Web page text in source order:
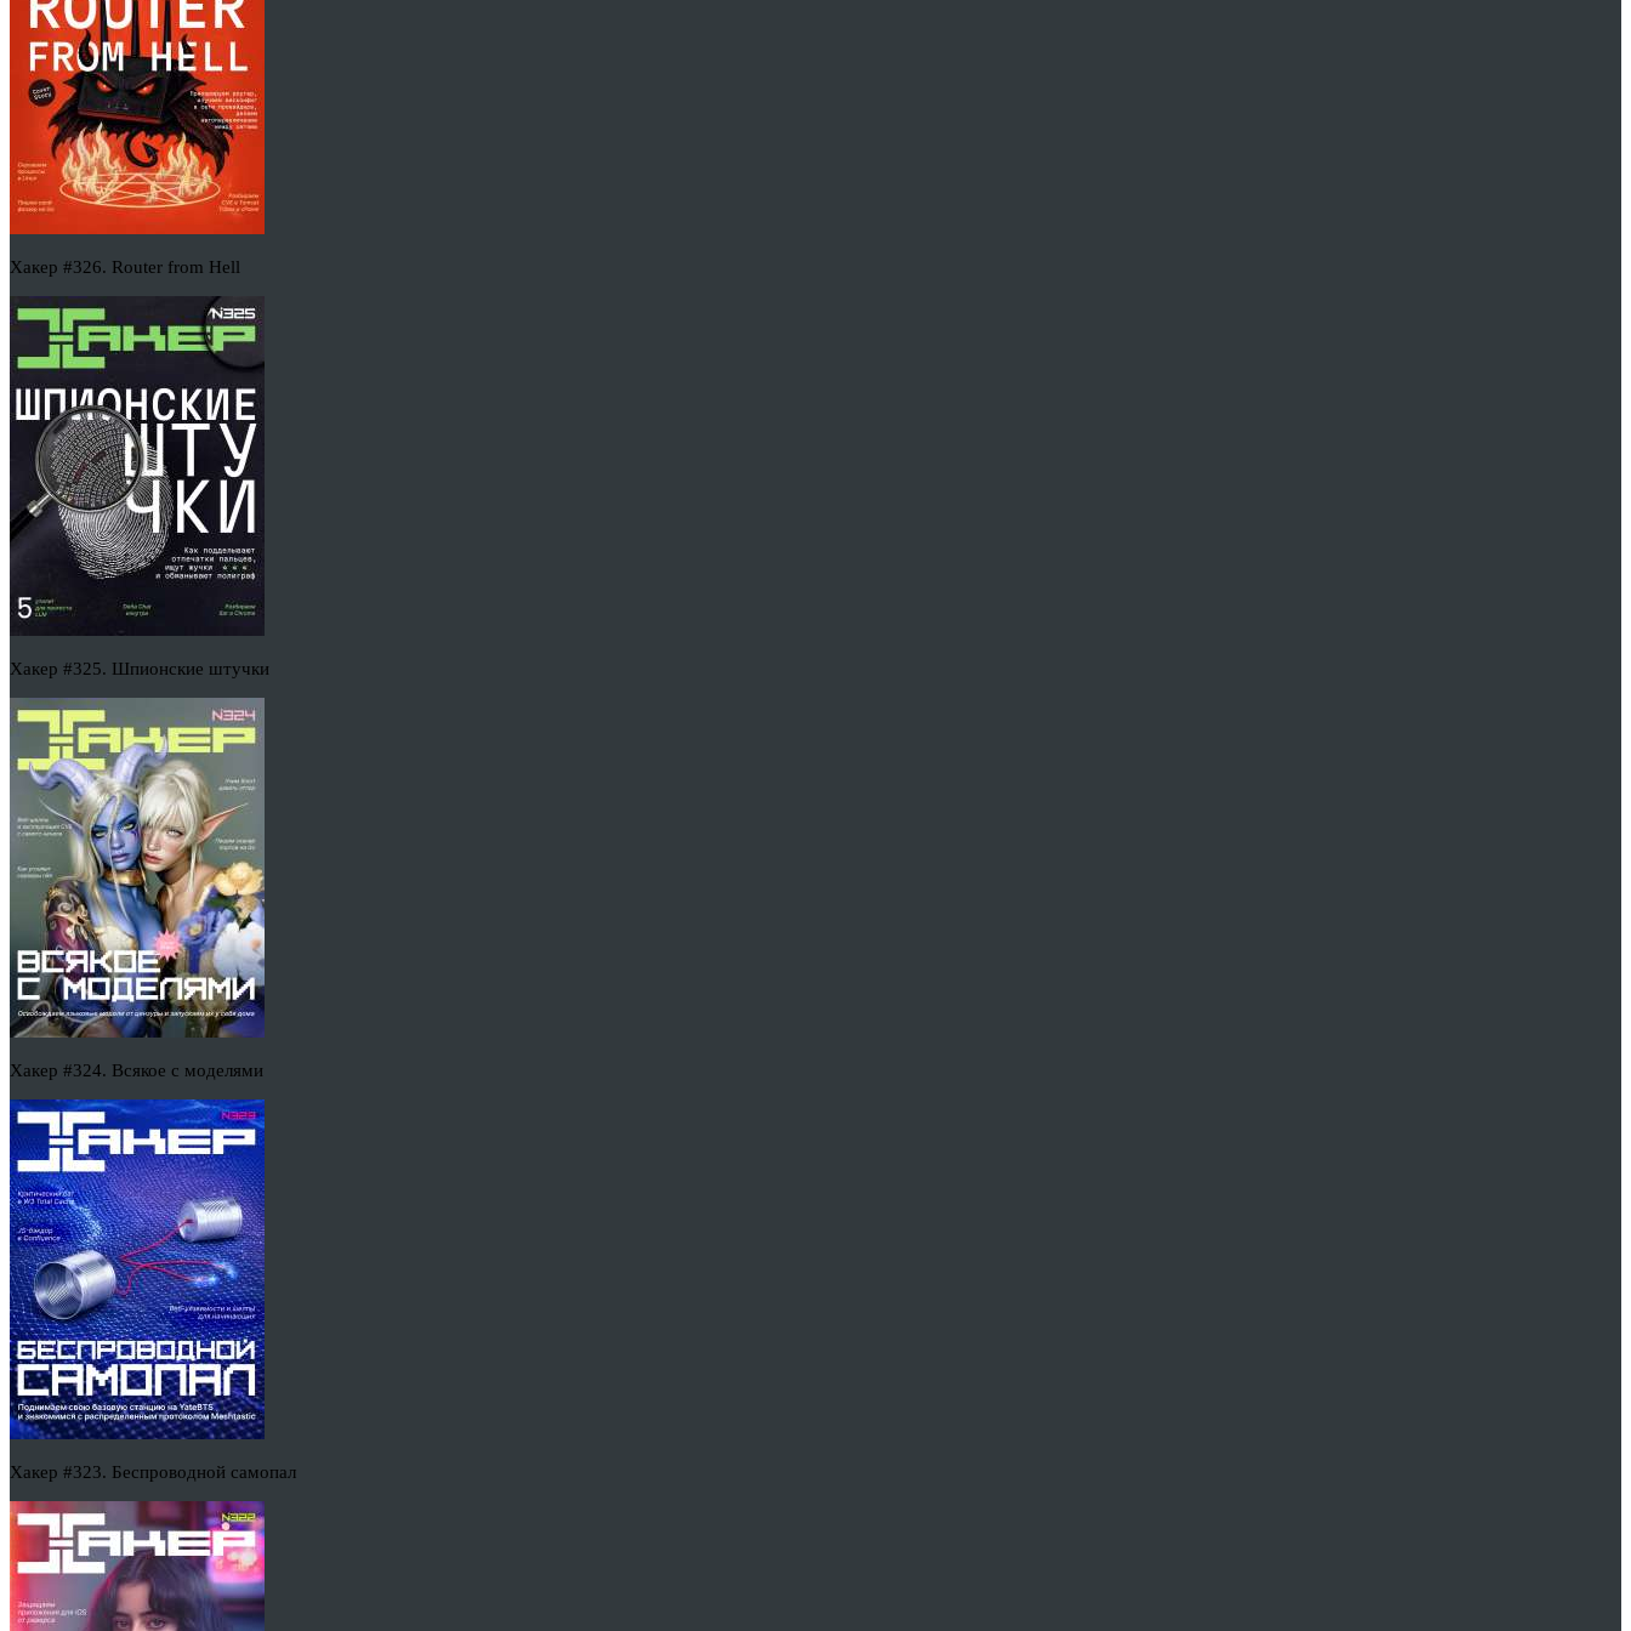
Хакер #326. Router from Hell
Хакер #325. Шпионские штучки
Хакер #324. Всякое с моделями
Хакер #323. Беспроводной самопал